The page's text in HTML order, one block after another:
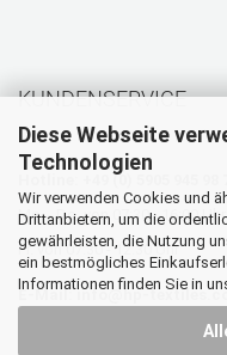
Diese Webseite
Technologien
Wir verwenden Cookies und
Drittanbietern, um die
gewährleisten, die Nutzung
ein bestmögliches
Informationen finden Sie in
KUNDENSERVICE
Hotline: +49 (0) 5905 945 98
Mo. - Do. von 07:30 - 16:00 Uhr
Fr. von 07:30 - 12:30 Uhr
E-Mail:info@hp-